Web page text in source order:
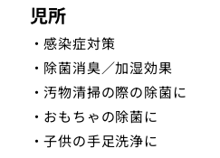
児所
・感染症対策
・除菌消臭／加湿効果
・汚物清掃の際の除菌に
・おもちゃの除菌に
・子供の手足洗浄に